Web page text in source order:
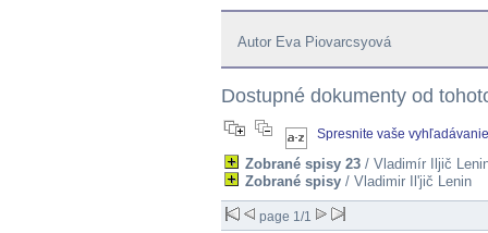
Autor Eva Piovarcsyová
Dostupné dokumenty od
Spresnite vaše vyhľadávanie
Zobrané spisy 23 / Vladimír Iljič
Zobrané spisy / Vladimir Il'jič Lenin
page 1/1